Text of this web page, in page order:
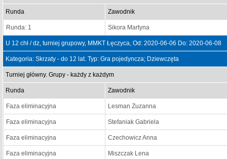
Runda Zawodnik
Runda: 1 Sikora Martyna
U 12 chł / dz, turniej grupowy, MMKT Łęczyca, Od: 2020-06-06 Do: 2020-06-08
Kategoria: Skrzaty - do 12 lat. Typ: Gra pojedyncza; Dziewczęta
Turniej główny. Grupy - każdy z każdym
Runda Zawodnik
Faza eliminacyjna Lesman Zuzanna
Faza eliminacyjna Stefaniak Gabriela
Faza eliminacyjna Czechowicz Anna
Faza eliminacyjna Miszczak Lena